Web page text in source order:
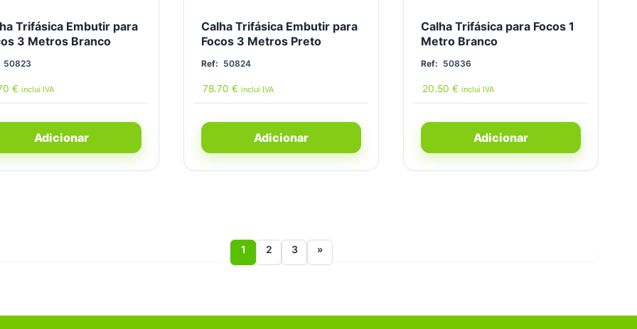
Trifásica Embutir para
3 Metros Branco
50823
€ inclui IVA
Adicionar
Calha Trifásica Embutir para
Focos 3 Metros Preto
Ref: 50824
78.70 € inclui IVA
Adicionar
Calha Trifásica para Focos 1
Metro Branco
Ref: 50836
20.50 € inclui IVA
Adicionar
1 2 3 »